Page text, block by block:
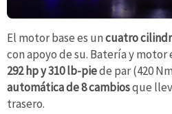
El motor base es uncuatro
con apoyo de su. Batería y
292 hp y 310 lb-piede par (420
automática de 8 cambiosque
trasero.